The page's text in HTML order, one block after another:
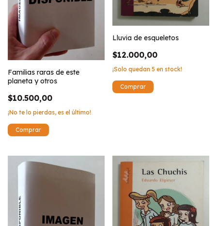
Familias raras de este
planeta y otros
$10.500,00
¡No te lo pierdas, es el último!
Lluvia de esqueletos
$12.000,00
¡Solo quedan 5 en stock!